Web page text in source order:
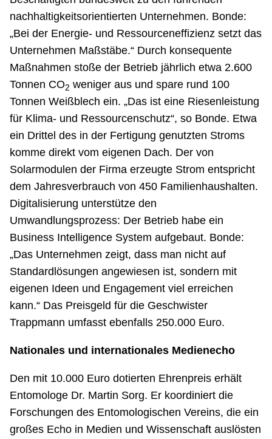
nachhaltigkeitsorientierten Unternehmen. Bonde:
„Bei der Energie- und Ressourceneffizienz setzt das
Unternehmen Maßstäbe.“ Durch konsequente
Maßnahmen stoße der Betrieb jährlich etwa 2.600
Tonnen CO2 weniger aus und spare rund 100
Tonnen Weißblech ein. „Das ist eine Riesenleistung
für Klima- und Ressourcenschutz“, so Bonde. Etwa
ein Drittel des in der Fertigung genutzten Stroms
komme direkt vom eigenen Dach. Der von
Solarmodulen der Firma erzeugte Strom entspricht
dem Jahresverbrauch von 450 Familienhaushalten.
Digitalisierung unterstütze den
Umwandlungsprozess: Der Betrieb habe ein
Business Intelligence System aufgebaut. Bonde:
„Das Unternehmen zeigt, dass man nicht auf
Standardlösungen angewiesen ist, sondern mit
eigenen Ideen und Engagement viel erreichen
kann.“ Das Preisgeld für die Geschwister
Trappmann umfasst ebenfalls 250.000 Euro.
Nationales und internationales Medienecho
Den mit 10.000 Euro dotierten Ehrenpreis erhält
Entomologe Dr. Martin Sorg. Er koordiniert die
Forschungen des Entomologischen Vereins, die ein
großes Echo in Medien und Wissenschaft auslösten